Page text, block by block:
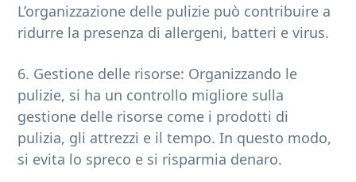
L’organizzazione delle pulizie può contribuire a
ridurre la presenza di allergeni, batteri e virus.
6. Gestione delle risorse: Organizzando le
pulizie, si ha un controllo migliore sulla
gestione delle risorse come i prodotti di
pulizia, gli attrezzi e il tempo. In questo modo,
si evita lo spreco e si risparmia denaro.